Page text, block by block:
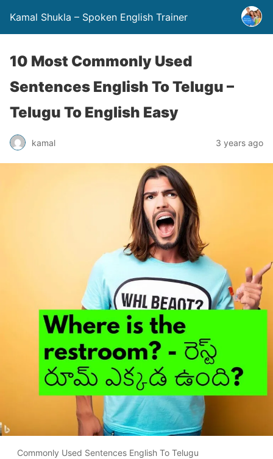
Kamal Shukla – Spoken English Trainer
10 Most Commonly Used
Sentences English To Telugu –
Telugu To English Easy
kamal 3 years ago
Commonly Used Sentences English To Telugu